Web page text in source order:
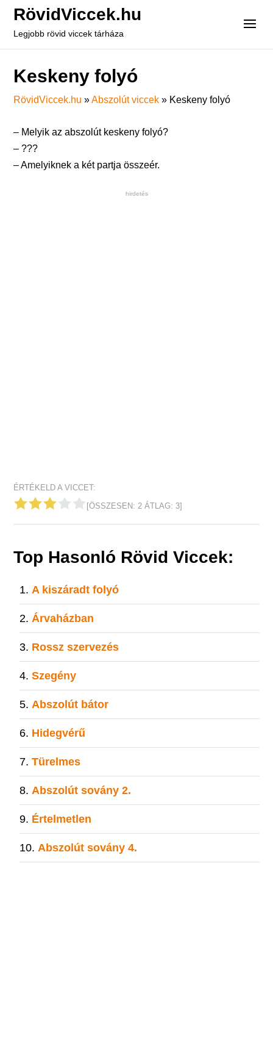
RövidViccek.hu
Legjobb rövid viccek tárháza
Keskeny folyó
RövidViccek.hu »Abszolút viccek » Keskeny folyó
– Melyik az abszolút keskeny folyó?
– ???
– Amelyiknek a két partja összeér.
hirdetés
ÉRTÉKELD A VICCET:
[ÖSSZESEN:2 ÁTLAG: 3]
Top Hasonló Rövid Viccek:
A kiszáradt folyó
Árvaházban
Rossz szervezés
Szegény
Abszolút bátor
Hidegvérű
Türelmes
Abszolút sovány 2.
Értelmetlen
Abszolút sovány 4.